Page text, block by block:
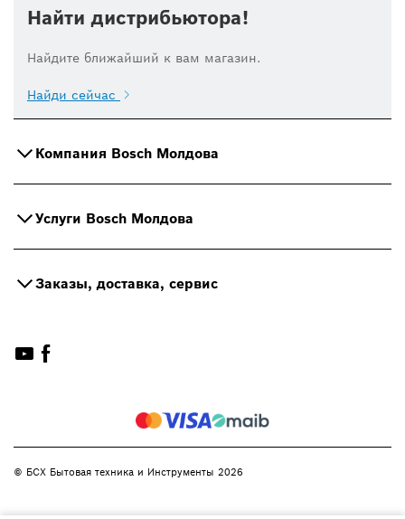
Найти дистрибьютора!
Найдите ближайший к вам магазин.
Найди сейчас
Компания Bosch Молдова
Услуги Bosch Молдова
Заказы, доставка, сервис
© БСХ Бытовая техника и Инструменты 2026